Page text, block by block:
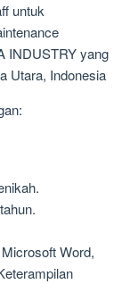
untuk
INDUSTRY yang
Utara, Indonesia
Word,